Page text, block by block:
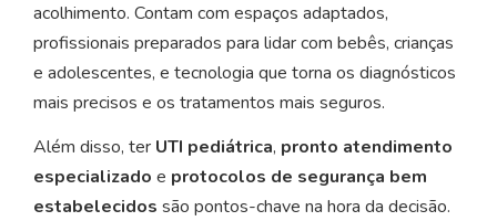
acolhimento. Contam com espaços adaptados,
profissionais preparados para lidar com bebês, crianças
e adolescentes, e tecnologia que torna os diagnósticos
mais precisos e os tratamentos mais seguros.
Além disso, ter UTI pediátrica, pronto atendimento
especializado e protocolos de segurança bem
estabelecidos são pontos-chave na hora da decisão.